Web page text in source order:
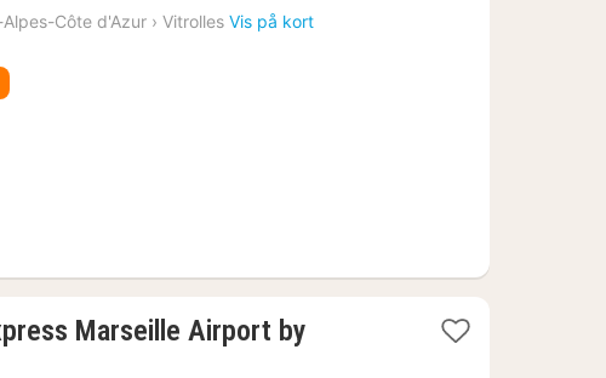
Côte d'Azur › Vitrolles Vis på kort
Marseille Airport by